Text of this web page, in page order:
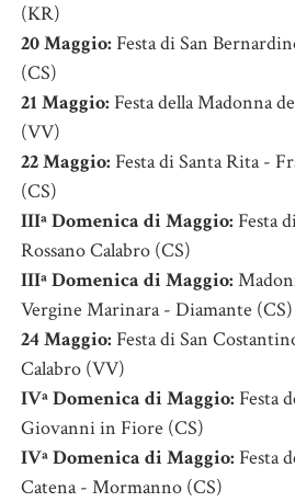
(KR)
20 Maggio: Festa di San
(CS)
21 Maggio: Festa della Madonna
(VV)
22 Maggio: Festa di Santa Rita -
(CS)
IIIª Domenica di Maggio: Festa
Rossano Calabro (CS)
IIIª Domenica di Maggio:
Vergine Marinara - Diamante (CS)
24 Maggio: Festa di San
Calabro (VV)
IVª Domenica di Maggio: Festa
Giovanni in Fiore (CS)
IVª Domenica di Maggio: Festa
Catena - Mormanno (CS)